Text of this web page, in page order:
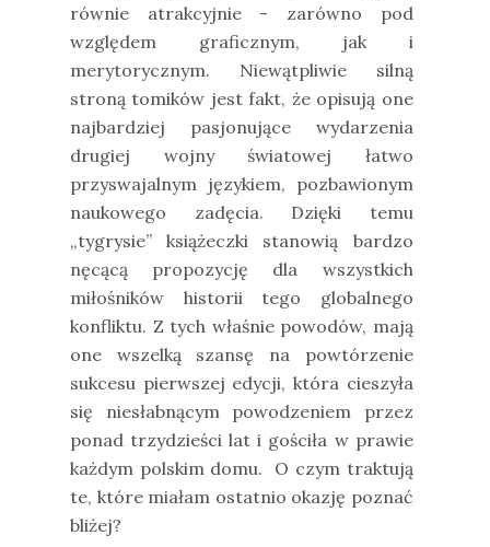
równie atrakcyjnie - zarówno pod
względem graficznym, jak i
merytorycznym. Niewątpliwie silną
stroną tomików jest fakt, że opisują one
najbardziej pasjonujące wydarzenia
drugiej wojny światowej łatwo
przyswajalnym językiem, pozbawionym
naukowego zadęcia. Dzięki temu
„tygrysie” książeczki stanowią bardzo
nęcącą propozycję dla wszystkich
miłośników historii tego globalnego
konfliktu. Z tych właśnie powodów, mają
one wszelką szansę na powtórzenie
sukcesu pierwszej edycji, która cieszyła
się niesłabnącym powodzeniem przez
ponad trzydzieści lat i gościła w prawie
każdym polskim domu.
O czym traktują
te, które miałam ostatnio okazję poznać
bliżej?